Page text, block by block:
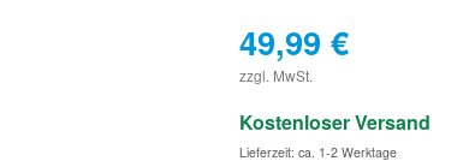
49,99€
zzgl. MwSt.
Kostenloser Versand
Lieferzeit: ca. 1-2 Werktage